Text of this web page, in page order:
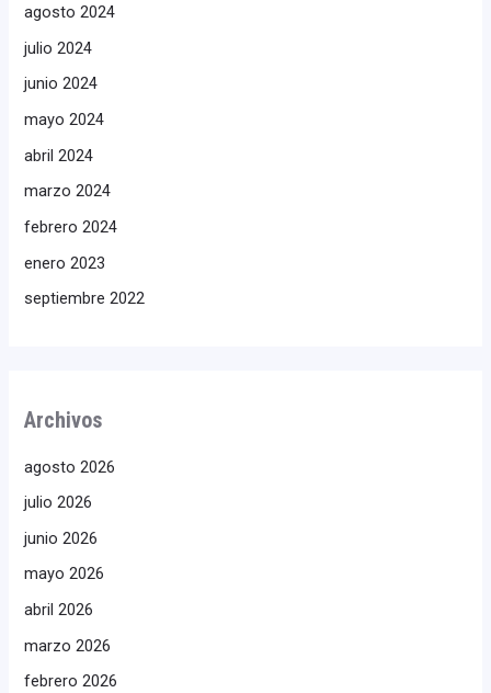
agosto 2024
julio 2024
junio 2024
mayo 2024
abril 2024
marzo 2024
febrero 2024
enero 2023
septiembre 2022
Archivos
agosto 2026
julio 2026
junio 2026
mayo 2026
abril 2026
marzo 2026
febrero 2026